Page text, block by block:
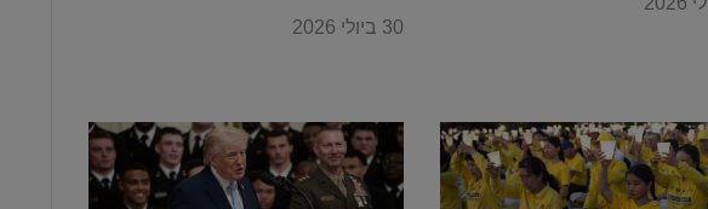
30 ביולי 2026